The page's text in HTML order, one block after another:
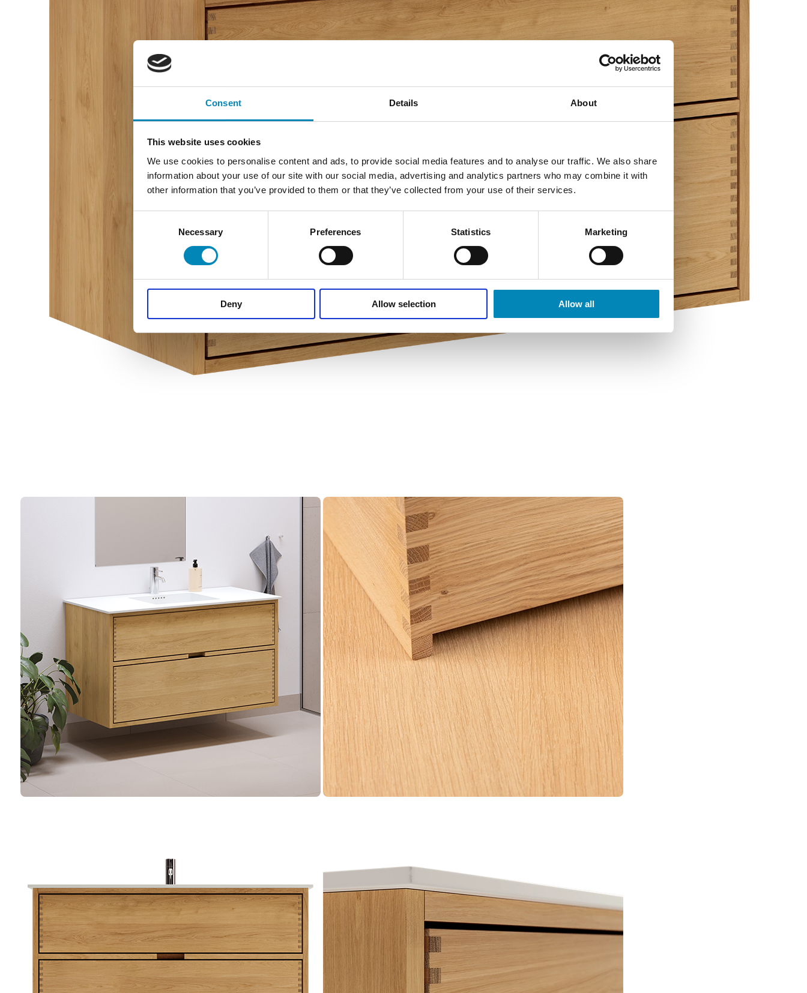
Consent Details About
This website uses cookies
We use cookies to personalise content and ads, to provide social media features and to analyse our traffic. We also share
information about your use of our site with our social media, advertising and analytics partners who may combine it with
other information that you’ve provided to them or that they’ve collected from your use of their services.
Necessary Preferences Statistics Marketing
Deny Allow selection Allow all
RING TIL OS - VI VIL
Når du f.eks skal bestille nyt køkken eller
du skal tage stilling til - Derfor sidder vores
ugens dage fra 9 til 22, og vi vil så gerne
Ring til os 6917 6869
Chat med os
ÅBNINGSTIDER 9-22 ALLE DAGE